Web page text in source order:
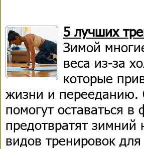
5 лучших
Зимой
веса из-за
которые
жизни и перееданию.
помогут оставаться
предотвратят
видов тренировок для